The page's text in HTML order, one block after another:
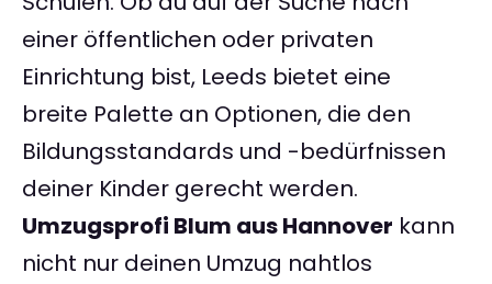
einer öffentlichen oder privaten
Einrichtung bist, Leeds bietet eine
breite Palette an Optionen, die den
Bildungsstandards und -bedürfnissen
deiner Kinder gerecht werden.
Umzugsprofi Blum aus Hannover kann
nicht nur deinen Umzug nahtlos